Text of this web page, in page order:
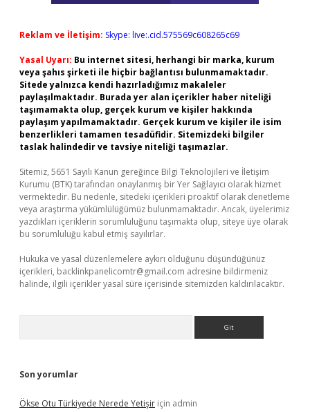
Reklam ve İletişim: Skype: live:.cid.575569c608265c69
Yasal Uyarı: Bu internet sitesi, herhangi bir marka, kurum
veya şahıs şirketi ile hiçbir bağlantısı bulunmamaktadır.
Sitede yalnızca kendi hazırladığımız makaleler
paylaşılmaktadır. Burada yer alan içerikler haber niteliği
taşımamakta olup, gerçek kurum ve kişiler hakkında
paylaşım yapılmamaktadır. Gerçek kurum ve kişiler ile isim
benzerlikleri tamamen tesadüfidir. Sitemizdeki bilgiler
taslak halindedir ve tavsiye niteliği taşımazlar.
Sitemiz, 5651 Sayılı Kanun gereğince Bilgi Teknolojileri ve İletişim
Kurumu (BTK) tarafından onaylanmış bir Yer Sağlayıcı olarak hizmet
vermektedir. Bu nedenle, sitedeki içerikleri proaktif olarak denetleme
veya araştırma yükümlülüğümüz bulunmamaktadır. Ancak, üyelerimiz
yazdıkları içeriklerin sorumluluğunu taşımakta olup, siteye üye olarak
bu sorumluluğu kabul etmiş sayılırlar.
Hukuka ve yasal düzenlemelere aykırı olduğunu düşündüğünüz
içerikleri, backlinkpanelicomtr@gmail.com adresine bildirmeniz
halinde, ilgili içerikler yasal süre içerisinde sitemizden kaldırılacaktır.
Son yorumlar
Ökse Otu Türkiyede Nerede Yetişir için admin